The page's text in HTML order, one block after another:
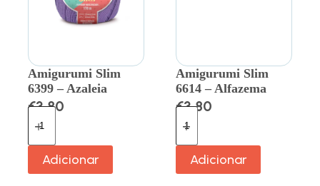
Amigurumi Slim
6399 – Azaleia
€3.80
Adicionar
Amigurumi Slim
6614 – Alfazema
€3.80
Adicionar